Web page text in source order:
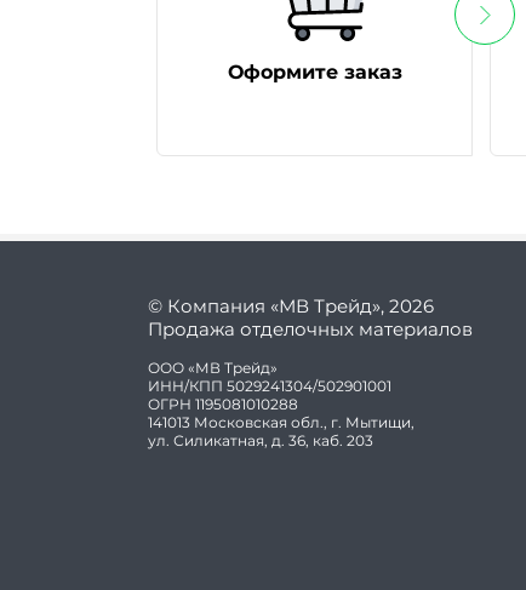
Оформите заказ
© Компания «МВ Трейд», 2026
Продажа отделочных материалов
ООО «МВ Трейд»
ИНН/КПП 5029241304/502901001
ОГРН 1195081010288
141013 Московская обл., г. Мытищи,
ул. Силикатная, д. 36, каб. 203